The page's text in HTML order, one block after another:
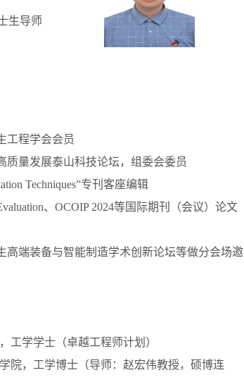
生导师
工程学会会员
质量发展泰山科技论坛，组委会委员
Techniques”专刊客座编辑
、OCOIP 2024等国际期刊（会议）论文
高端装备与智能制造学术创新论坛等做分会场邀
工学学士（卓越工程师计划）
院，工学博士（导师：赵宏伟教授，硕博连